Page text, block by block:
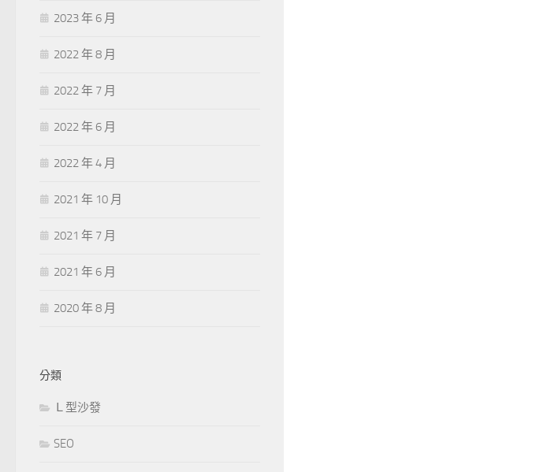
2023 年 6 月
2022 年 8 月
2022 年 7 月
2022 年 6 月
2022 年 4 月
2021 年 10 月
2021 年 7 月
2021 年 6 月
2020 年 8 月
分類
Ｌ型沙發
SEO